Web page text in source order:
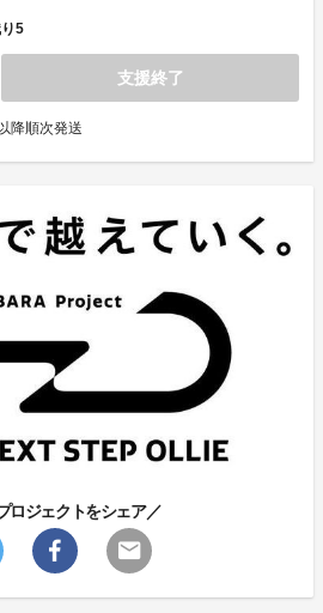
5
支援終了
降順次発送
ロジェクトをシェア／